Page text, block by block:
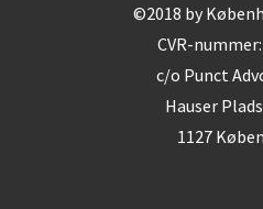
©2018 by
CVR-
c/o Punct
Hauser
1127